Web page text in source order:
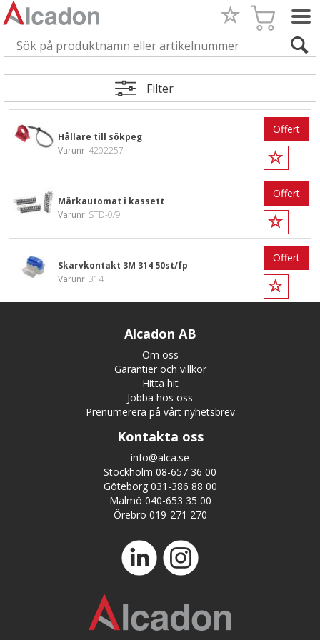
Filter
Hållare till sökpeg
Varunr 4202257
Offert
Märkautomat i kassett
Varunr STD-0/9
Offert
Skarvkontakt 3M 314 50st/fp
Varunr 314
Offert
Alcadon AB
Om oss
Garantier och villkor
Hitta hit
Jobba hos oss
Prenumerera på vårt nyhetsbrev
Kontakta oss
info@alca.se
Stockholm 08-657 36 00
Göteborg 031-386 88 00
Malmö 040-653 35 00
Örebro 019-271 270